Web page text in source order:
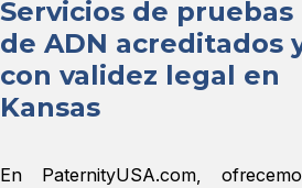
Servicios de pruebas
de ADN acreditados
con validez legal en
Kansas
En PaternityUSA.com,